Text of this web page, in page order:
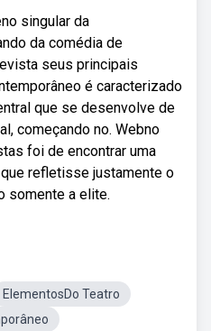
singular da
da comédia de
seus principais
é caracterizado
que se desenvolve de
começando no. Webno
foi de encontrar uma
refletisse justamente o
somente a elite.
ElementosDo Teatro